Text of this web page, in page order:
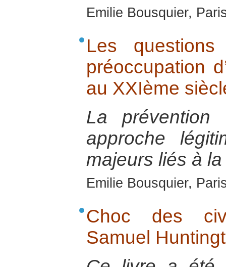
Emilie Bousquier,
Les
préoccupation
au XXIème
La prévention
approche
majeurs liés à
Emilie Bousquier,
Choc des
Samuel